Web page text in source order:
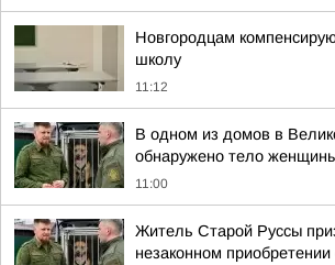
Новгородцам
школу
11:12
В одном из домов в
обнаружено тело
11:00
Житель Старой Руссы
незаконном